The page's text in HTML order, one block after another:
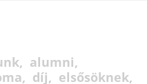
alumni
díj
elsősöknek